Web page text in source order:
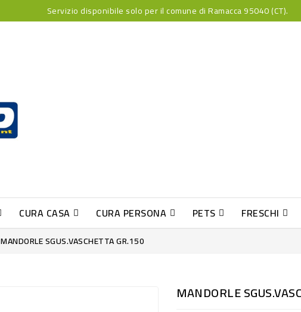
Servizio disponibile solo per il comune di Ramacca 95040 (CT).
CURA CASA CURA PERSONA PETS FRESCHI
MANDORLE SGUS.VASCHETTA GR.150
MANDORLE